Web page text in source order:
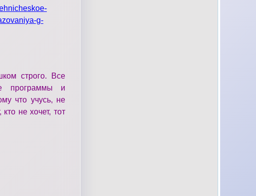
g-
строго. Все
программы и
что учусь, не
не хочет, тот